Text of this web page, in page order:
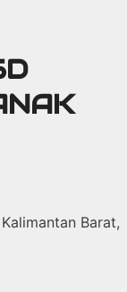
Barat,